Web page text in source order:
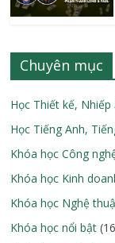
Chuyên mục
Học Thiết kế, Nhiếp
Học Tiếng Anh,
Khóa học Công
Khóa học Kinh
Khóa học Nghệ
Khóa học nổi bật